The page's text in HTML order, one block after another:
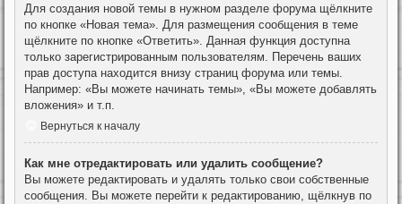
Для создания новой темы в нужном разделе форума щёлкните
по кнопке «Новая тема». Для размещения сообщения в теме
щёлкните по кнопке «Ответить». Данная функция доступна
только зарегистрированным пользователям. Перечень ваших
прав доступа находится внизу страниц форума или темы.
Например: «Вы можете начинать темы», «Вы можете добавлять
вложения» и т.п.
Вернуться к началу
Как мне отредактировать или удалить сообщение?
Вы можете редактировать и удалять только свои собственные
сообщения. Вы можете перейти к редактированию, щёлкнув по